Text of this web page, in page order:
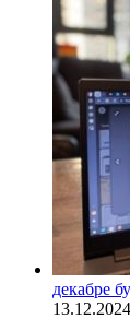
декабре
13.12.2024